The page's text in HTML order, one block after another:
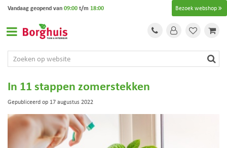
Bezoek webshop
Vandaag geopend van09:00t/m 18:00
In 11 stappen zomerstekken
Gepubliceerd op 17 augustus 2022